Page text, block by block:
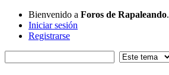
Bienvenido a Foros de Rapaleando.
Iniciar sesión
Registrarse